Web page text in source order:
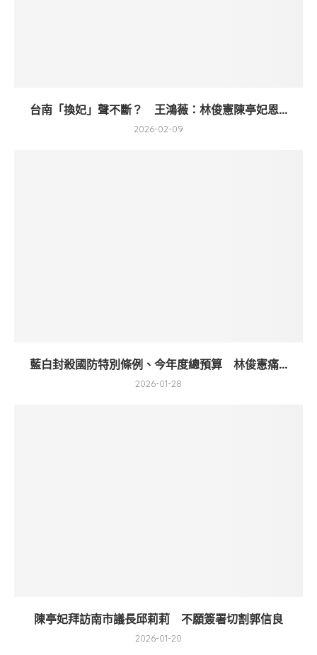
台南「換妃」聲不斷？ 王鴻薇：林俊憲陳亭妃恩...
2026-02-09
藍白封殺國防特別條例、今年度總預算 林俊憲痛...
2026-01-28
陳亭妃拜訪南市議長邱莉莉 不願簽署切割郭信良
2026-01-20